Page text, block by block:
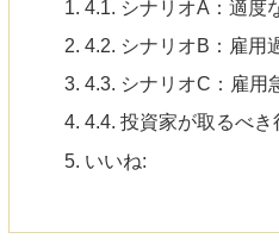
4.1. シナリオA：適度
4.2. シナリオB：雇用
4.3. シナリオC：雇用
4.4. 投資家が取るべき
いいね: